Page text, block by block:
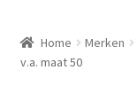
Home Merken
v.a. maat 50